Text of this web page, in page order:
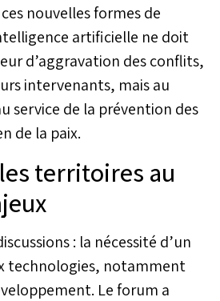
nouvelles formes de
artificielle ne doit
d’aggravation des conflits,
intervenants, mais au
service de la prévention des
de la paix.
territoires au
: la nécessité d’un
technologies, notamment
Le forum a